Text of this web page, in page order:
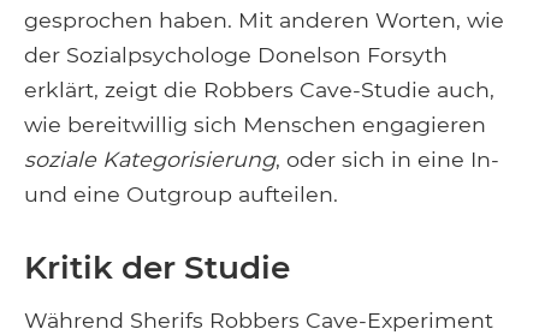
gesprochen haben. Mit anderen Worten, wie
der Sozialpsychologe Donelson Forsyth
erklärt, zeigt die Robbers Cave-Studie auch,
wie bereitwillig sich Menschen engagieren
soziale Kategorisierung, oder sich in eine In-
und eine Outgroup aufteilen.
Kritik der Studie
Während Sherifs Robbers Cave-Experiment